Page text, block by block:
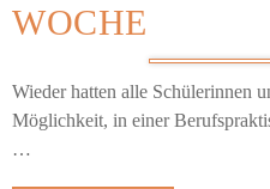
WOCHE
Wieder hatten alle Schülerinnen
Möglichkeit, in einer
…